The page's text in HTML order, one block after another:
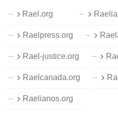
Rael.org
Raelpress.org
Rael-justice.org
Raelcanada.org
Raelianos.org